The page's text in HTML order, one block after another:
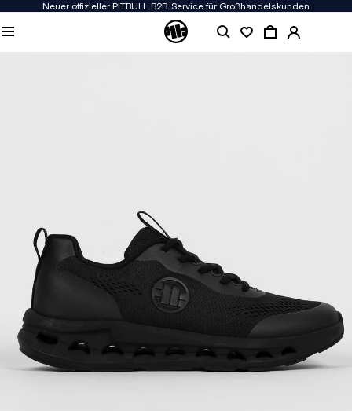
Neuer offizieller PITBULL-B2B-Service für Großhandelskunden